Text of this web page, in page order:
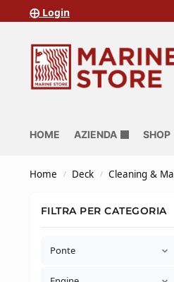
⨁ Login
HOME AZIENDA SHOP
Home / Deck / Cleaning &
FILTRA PER CATEGORIA
Ponte